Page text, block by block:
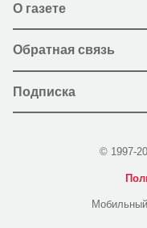
О газете
Обратная связь
Подписка
© 1997-